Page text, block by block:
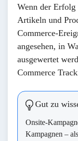
Wenn der Erfolg
Artikeln und
Commerce-
angesehen, in
ausgewertet
Commerce
Gut zu
Onsite-
Kampagnen –